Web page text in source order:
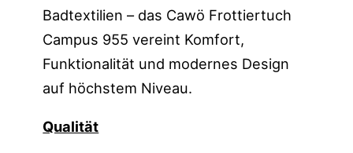
Badtextilien – das Cawö Frottiertuch
Campus 955 vereint Komfort,
Funktionalität und modernes Design
auf höchstem Niveau.
Qualität